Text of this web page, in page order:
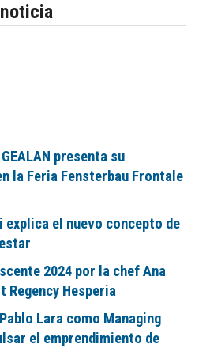
presenta su
la Feria Fensterbau Frontale
explica el nuevo concepto de
2024 por la chef Ana
Regency Hesperia
Lara como Managing
el emprendimiento de